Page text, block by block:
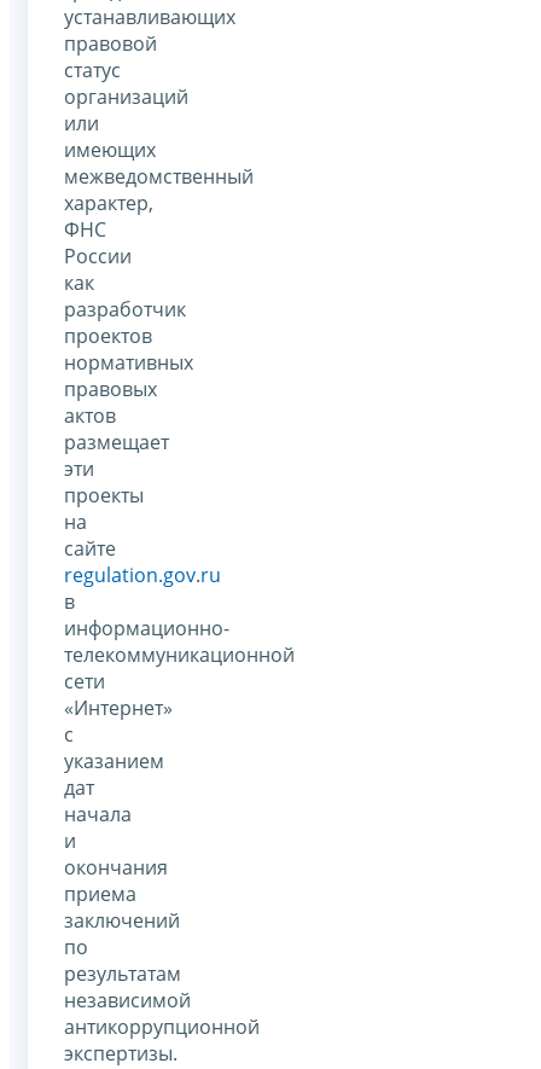
устанавливающих
правовой
статус
организаций
или
имеющих
межведомственный
характер,
ФНС
России
как
разработчик
проектов
нормативных
правовых
актов
размещает
эти
проекты
на
сайте
regulation.gov.ru
в
информационно-
телекоммуникационной
сети
«Интернет»
с
указанием
дат
начала
и
окончания
приема
заключений
по
результатам
независимой
антикоррупционной
экспертизы.